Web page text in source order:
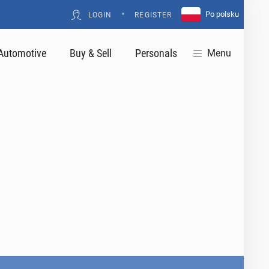
LOGIN • REGISTER Po polsku
Buy & Sell Personals Menu